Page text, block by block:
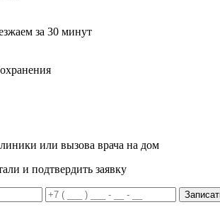
за 30 минут
или вызова врача на дом
и подтвердить заявку